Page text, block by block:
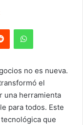
no es nueva.
el
una herramienta
para todos. Este
que